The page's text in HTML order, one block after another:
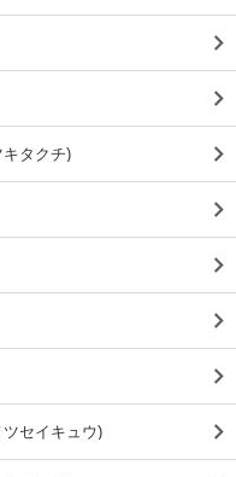
タクチ)
セイキュウ)